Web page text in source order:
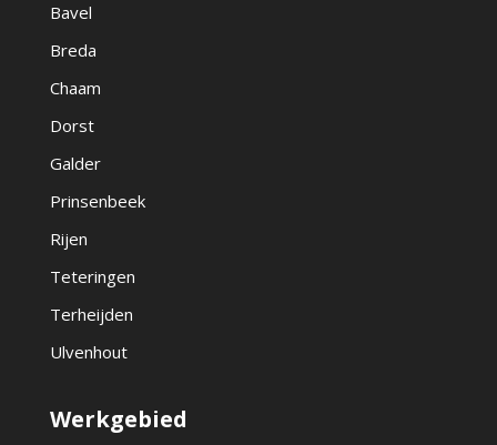
Bavel
Breda
Chaam
Dorst
Galder
Prinsenbeek
Rijen
Teteringen
Terheijden
Ulvenhout
Werkgebied